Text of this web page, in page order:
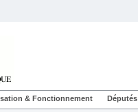
& Fonctionnement Députés